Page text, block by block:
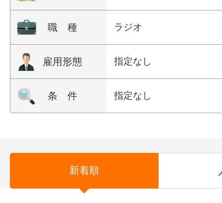
職 種 ラジオ
雇用形態 指定なし
条 件 指定なし
新着順